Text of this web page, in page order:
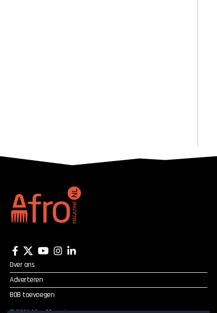
Over ons
Adverteren
BOB toevoegen